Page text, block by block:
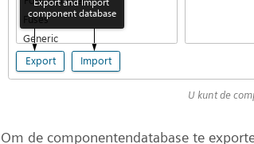
U kunt de
Om de componentendatabase te